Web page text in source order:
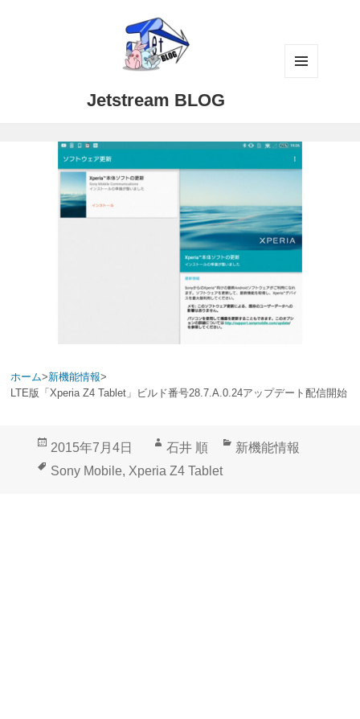
Jetstream BLOG
ホーム>新機能情報>
LTE版「Xperia Z4 Tablet」ビルド番号28.7.A.0.24アップデート配信開始
投
稿
2015年7月4日
作
成
石井 順
カ
新機能情報
タ
Sony Mobile, Xperia Z4 Tablet